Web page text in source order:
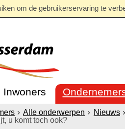
om de gebruikerservaring te
Inwoners
Alle onderwerpen Nieuws
u komt toch ook?